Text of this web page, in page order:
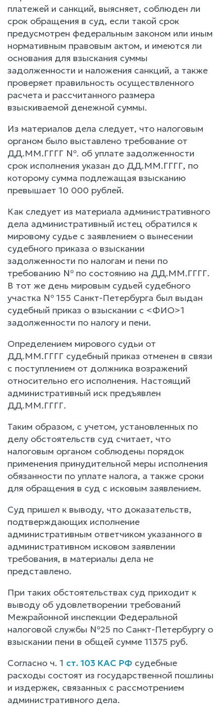
платежей и санкций, выясняет, соблюден ли
срок обращения в суд, если такой срок
предусмотрен федеральным законом или иным
нормативным правовым актом, и имеются ли
основания для взыскания суммы
задолженности и наложения санкций, а также
проверяет правильность осуществленного
расчета и рассчитанного размера
взыскиваемой денежной суммы.
Из материалов дела следует, что налоговым
органом было выставлено требование от
ДД.ММ.ГГГГ №. об уплате задолженности
срок исполнения указан до ДД.ММ.ГГГГ, по
которому сумма подлежащая взысканию
превышает 10 000 рублей.
Как следует из материала административного
дела административный истец обратился к
мировому судье с заявлением о вынесении
судебного приказа о взыскании
задолженности по налогам и пени по
требованию № по состоянию на ДД.ММ.ГГГГ.
В тот же день мировым судьей судебного
участка № 155 Санкт-Петербурга был выдан
судебный приказ о взыскании с <ФИО>1
задолженности по налогу и пени.
Определением мирового судьи от
ДД.ММ.ГГГГ судебный приказ отменен в связи
с поступлением от должника возражений
относительно его исполнения. Настоящий
административный иск предъявлен
ДД.ММ.ГГГГ.
Таким образом, с учетом, установленных по
делу обстоятельств суд считает, что
налоговым органом соблюдены порядок
применения принудительной меры исполнения
обязанности по уплате налога, а также сроки
для обращения в суд с исковым заявлением.
Суд пришел к выводу, что доказательств,
подтверждающих исполнение
административным ответчиком указанного в
административном исковом заявлении
требования, в материалы дела не
представлено.
При таких обстоятельствах суд приходит к
выводу об удовлетворении требований
Межрайонной инспекции Федеральной
налоговой службы №25 по Санкт-Петербургу о
взыскании пени в общей сумме 11375 руб.
Согласно ч. 1 ст. 103 КАС РФ судебные
расходы состоят из государственной пошлины
и издержек, связанных с рассмотрением
административного дела.